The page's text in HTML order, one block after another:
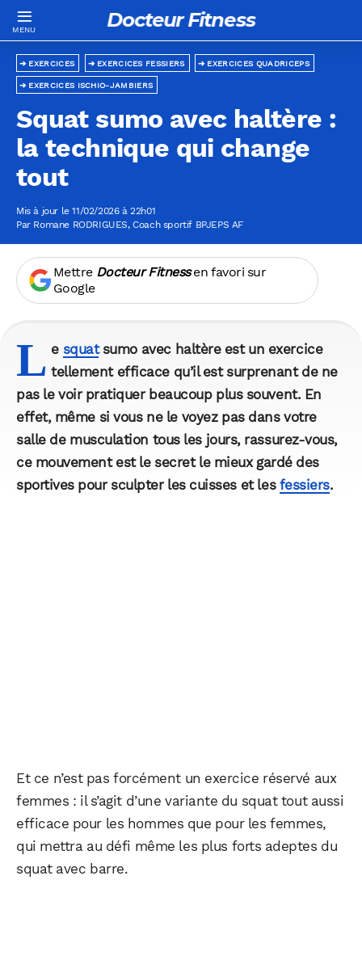
Docteur Fitness
EXERCICES QUADRICEPS
EXERCICES EXERCICES FESSIERS
EXERCICES ISCHIO-JAMBIERS
Squat sumo avec haltère :
la technique qui change
tout
Mis à jour le 11/02/2026 à 22h01
Par Romane RODRIGUES, Coach sportif BPJEPS AF
Mettre Docteur Fitnessen favori sur
Google
L e squatsumo avec haltère est un exercice
tellement efficace qu’il est surprenant de ne
pas le voir pratiquer beaucoup plus souvent. En
effet, même si vous ne le voyez pas dans votre
salle de musculation tous les jours, rassurez-vous,
ce mouvement est le secret le mieux gardé des
sportives pour sculpter les cuisses et les fessiers.
Et ce n’est pas forcément un exercice réservé aux
femmes : il s’agit d’une variante du squat tout aussi
efficace pour les hommes que pour les femmes,
qui mettra au défi même les plus forts adeptes du
squat avec barre.